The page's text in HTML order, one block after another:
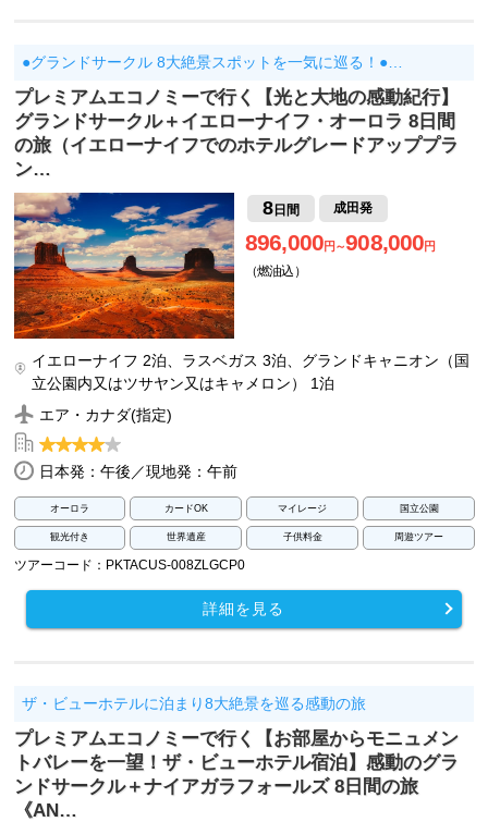
●グランドサークル 8大絶景スポットを一気に巡る！●…
プレミアムエコノミーで行く【光と大地の感動紀行】
グランドサークル＋イエローナイフ・オーロラ 8日間
の旅（イエローナイフでのホテルグレードアッププラ
ン…
8日間 成田発
896,000円～908,000円
（燃油込）
イエローナイフ 2泊、ラスベガス 3泊、グランドキャニオン（国
立公園内又はツサヤン又はキャメロン） 1泊
エア・カナダ(指定)
日本発：午後／現地発：午前
オーロラ カードOK マイレージ 国立公園
観光付き 世界遺産 子供料金 周遊ツアー
ツアーコード：PKTACUS-008ZLGCP0
詳細を見る
ザ・ビューホテルに泊まり8大絶景を巡る感動の旅
プレミアムエコノミーで行く【お部屋からモニュメン
トバレーを一望！ザ・ビューホテル宿泊】感動のグラ
ンドサークル＋ナイアガラフォールズ 8日間の旅
《AN…